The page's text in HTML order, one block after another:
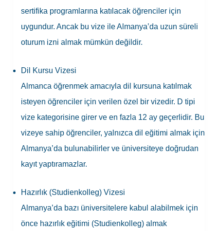
sertifika programlarına katılacak öğrenciler için
uygundur. Ancak bu vize ile Almanya’da uzun süreli
oturum izni almak mümkün değildir.
Dil Kursu Vizesi
Almanca öğrenmek amacıyla dil kursuna katılmak
isteyen öğrenciler için verilen özel bir vizedir. D tipi
vize kategorisine girer ve en fazla 12 ay geçerlidir. Bu
vizeye sahip öğrenciler, yalnızca dil eğitimi almak için
Almanya’da bulunabilirler ve üniversiteye doğrudan
kayıt yaptıramazlar.
Hazırlık (Studienkolleg) Vizesi
Almanya’da bazı üniversitelere kabul alabilmek için
önce hazırlık eğitimi (Studienkolleg) almak